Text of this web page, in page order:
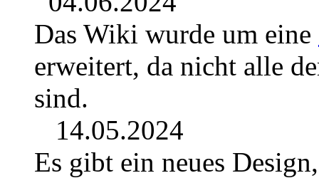
Das Wiki wurde um eine
erweitert, da nicht alle
sind.
14.05.2024
Es gibt ein neues